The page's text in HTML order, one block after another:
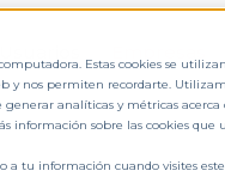
Estas cookies se
y nos permiten recordarte.
analíticas y métricas
información sobre las cookies
a tu información cuando visites